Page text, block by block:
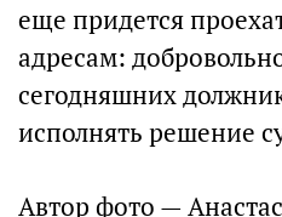
еще придется
адресам:
сегодняшних
исполнять решение
Автор фото —